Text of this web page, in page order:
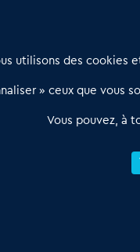
02 54 56 03 17
Contactez-nous
Notre solution
Offres Pro
Qui sommes
utilisons des
» ceux que vous
Vous pouvez, à